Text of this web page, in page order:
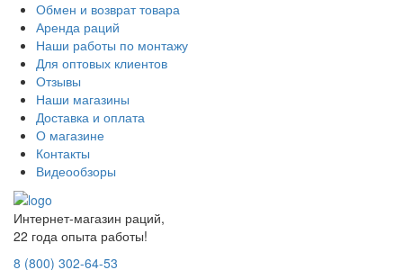
Обмен и возврат товара
Аренда раций
Наши работы по монтажу
Для оптовых клиентов
Отзывы
Наши магазины
Доставка и оплата
О магазине
Контакты
Видеообзоры
Интернет-магазин раций,
22 года опыта работы!
8 (800) 302-64-53